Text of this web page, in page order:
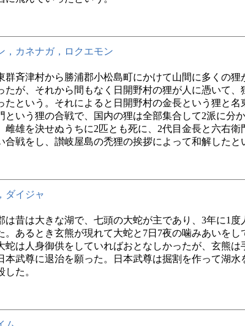
，カネナガ，ロクエモン
群斉津村から勝浦郡小松島町にかけて山間に多くの狸
たが、それから間もなく日開野村の狸が人に憑いて、
たという。それによると日開野村の金長という狸と名
という狸の合戦で、国内の狸は全部集合して2派に分
雌雄を決せぬうちに2匹とも死に、2代目金長と六右衛
合戦をし、讃岐屋島の禿狸の挨拶によって和解したと
ダイジャ
は昔は大きな湖で、七頭の大蛇が主であり、3年に1度
。あるとき玄熊が現れて大蛇と7日7夜の噛みあいをし
蛇は人身御供をしていればおとなしかったが、玄熊は
本武尊に退治を願った。日本武尊は掘割を作って湖水
した。